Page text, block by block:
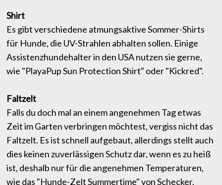
Shirt
Es gibt verschiedene atmungsaktive Sommer-Shirts
für Hunde, die UV-Strahlen abhalten sollen. Einige
Assistenzhundehalter in den USA nutzen sie gerne,
wie "PlayaPup Sun Protection Shirt" oder "Kickred".
Faltzelt
Falls du doch mal an einem angenehmen Tag etwas
Zeit im Garten verbringen möchtest, vergiss nicht das
Faltzelt. Es ist schnell aufgebaut, allerdings stellt auch
dies keinen zuverlässigen Schutz dar, wenn es zu heiß
ist, deshalb nur für die angenehmen Temperaturen,
wie das "Hunde-Zelt Summertime" von Schecker.